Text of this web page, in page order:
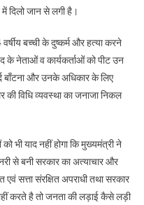
दिलो जान से लगी है।
बच्ची के दुष्कर्म और हत्या करने
के नेताओं व कार्यकर्ताओं को पीट उन
बाँटना और उनके अधिकार के लिए
विधि व्यवस्था का जनाजा निकल
भी याद नहीं होगा कि मुख्यमंत्री ने
से बनी सरकार का अत्याचार और
एवं सत्ता संरक्षित अपराधी तथा सरकार
करते है तो जनता की लड़ाई कैसे लड़ी